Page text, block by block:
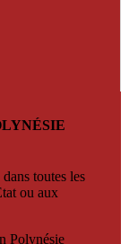
toutes les
ou aux
Polynésie